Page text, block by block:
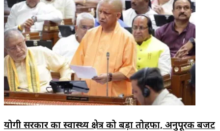
योगी सरकार का स्वास्थ्य क्षेत्र को बड़ा तोहफा, अनुपूरक बजट